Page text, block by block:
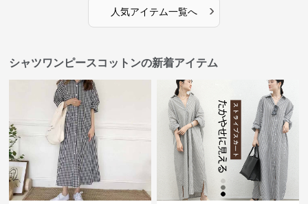
人気アイテム一覧へ ›
シャツワンピースコットンの新着アイテム